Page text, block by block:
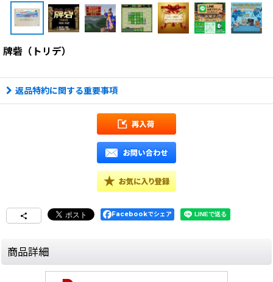
牌砦（トリデ）
返品特約に関する重要事項
Facebookでシェア
商品詳細